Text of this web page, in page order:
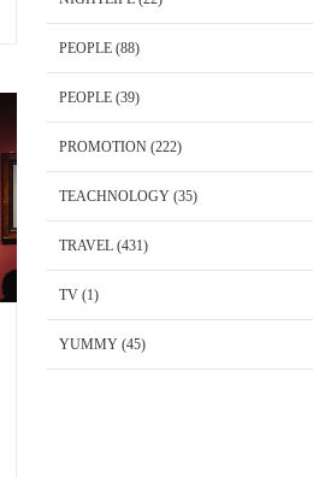
PEOPLE (88)
PEOPLE (39)
PROMOTION (222)
TEACHNOLOGY (35)
TRAVEL (431)
TV (1)
YUMMY (45)